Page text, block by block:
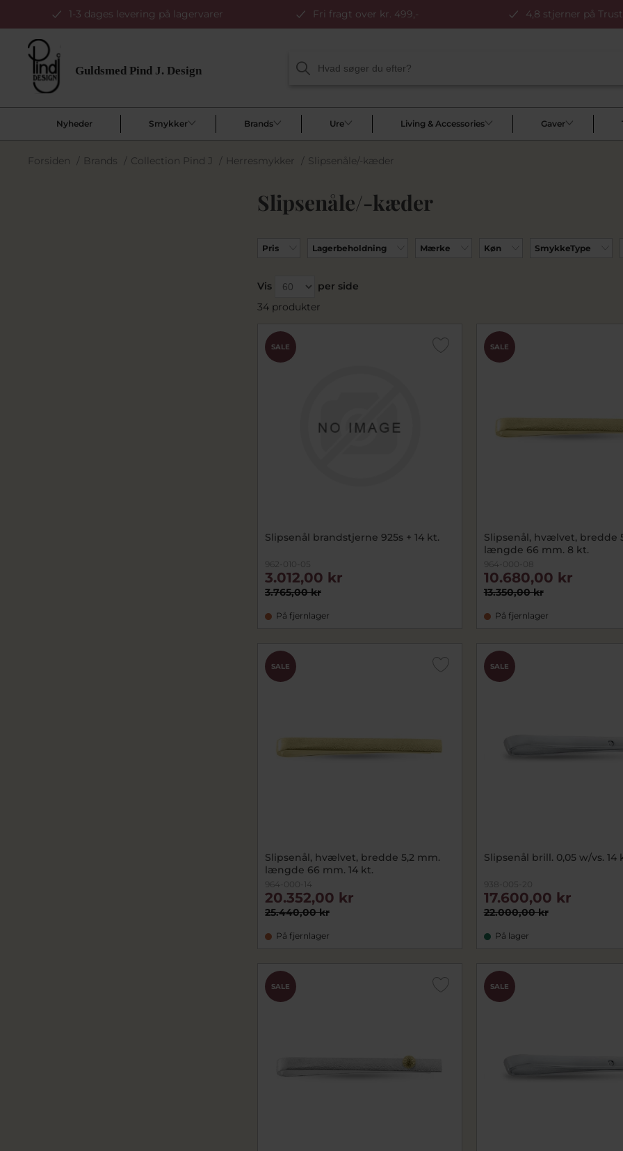
1-3 dages levering på lagervarer Fri fragt over kr. 499,- 4,8 stjerner på
Nyheder Smykker Brands Ure Living & Accessories Gaver
Forsiden / Brands / Collection Pind J / Herresmykker / Slipsenåle/-kæder
Slipsenåle/-kæder
Pris Lagerbeholdning Mærke Køn SmykkeType
Vis
per side
34 produkter
SALE
Slipsenål brandstjerne 925s + 14 kt.
962-010-05
3.765,00 kr
3.012,00 kr
På fjernlager
SALE
Slipsenål, hvælvet, bredde
længde 66 mm. 8 kt.
964-000-08
13.350,00 kr
10.680,00 kr
På fjernlager
SALE
Slipsenål, hvælvet, bredde 5,2 mm.
længde 66 mm. 14 kt.
964-000-14
25.440,00 kr
20.352,00 kr
På fjernlager
SALE
Slipsenål brill. 0,05 w/vs. 14
938-005-20
22.000,00 kr
17.600,00 kr
På lager
SALE SALE